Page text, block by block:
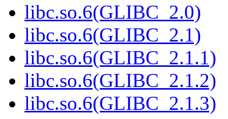
libc.so.6(GLIBC_2.0)
libc.so.6(GLIBC_2.1)
libc.so.6(GLIBC_2.1.1)
libc.so.6(GLIBC_2.1.2)
libc.so.6(GLIBC_2.1.3)